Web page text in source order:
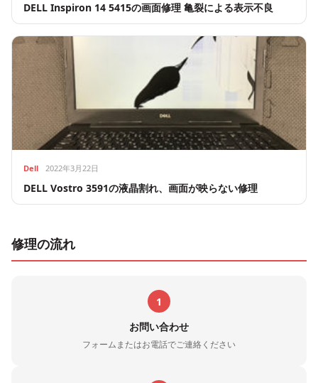
DELL Inspiron 14 5415の画面修理 亀裂による表示不良
Dell 2022年3月22日
DELL Vostro 3591の液晶割れ、画面が映らない修理
修理の流れ
1
お問い合わせ
フォームまたはお電話でご連絡ください